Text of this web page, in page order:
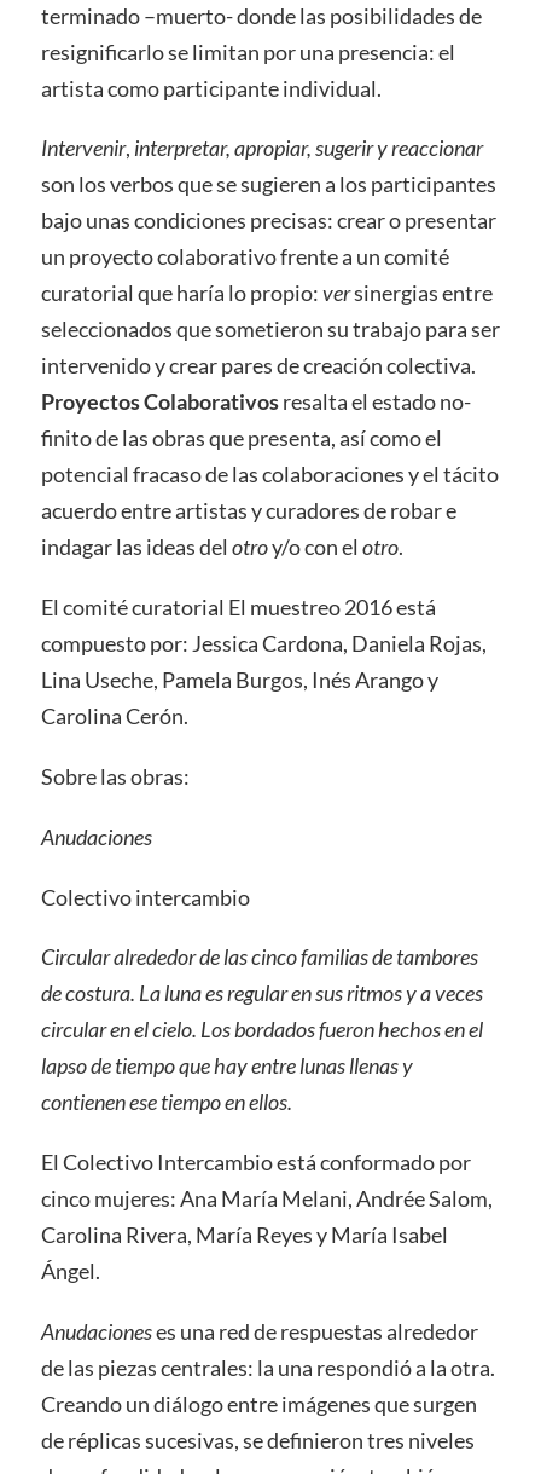
terminado –muerto- donde las posibilidades de
resignificarlo se limitan por una presencia: el
artista como participante individual.
Intervenir, interpretar, apropiar, sugerir y reaccionar
son los verbos que se sugieren a los participantes
bajo unas condiciones precisas: crear o presentar
un proyecto colaborativo frente a un comité
curatorial que haría lo propio:versinergias entre
seleccionados que sometieron su trabajo para ser
intervenido y crear pares de creación colectiva.
Proyectos Colaborativosresalta el estado no-
finito de las obras que presenta, así como el
potencial fracaso de las colaboraciones y el tácito
acuerdo entre artistas y curadores de robar e
indagar las ideas del otroy/o con el otro.
El comité curatorial El muestreo 2016 está
compuesto por: Jessica Cardona, Daniela Rojas,
Lina Useche, Pamela Burgos, Inés Arango y
Carolina Cerón.
Sobre las obras:
Anudaciones
Colectivo intercambio
Circular alrededor de las cinco familias de tambores
de costura. La luna es regular en sus ritmos y a veces
circular en el cielo. Los bordados fueron hechos en el
lapso de tiempo que hay entre lunas llenas y
contienen ese tiempo en ellos.
El Colectivo Intercambio está conformado por
cinco mujeres: Ana María Melani, Andrée Salom,
Carolina Rivera, María Reyes y María Isabel
Ángel.
Anudacioneses una red de respuestas alrededor
de las piezas centrales: la una respondió a la otra.
Creando un diálogo entre imágenes que surgen
de réplicas sucesivas, se definieron tres niveles